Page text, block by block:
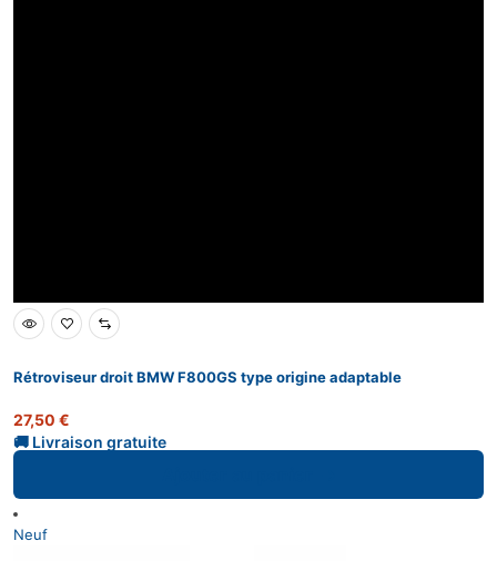
Rétroviseur droit BMW F800GS type origine adaptable
27,50 €
Neuf